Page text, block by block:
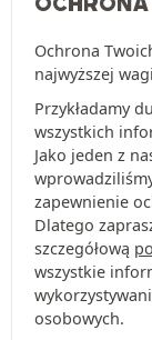
Ochrona
najwyższej
Przykładamy
wszystkich
Jako jeden z
zapewnienie
Dlatego
szczegółową
wszystkie
osobowych.